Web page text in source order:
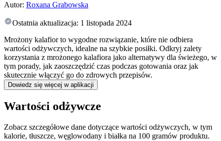
Autor: Roxana Grabowska
Ostatnia aktualizacja: 1 listopada 2024
Mrożony kalafior to wygodne rozwiązanie, które nie odbiera
wartości odżywczych, idealne na szybkie posiłki. Odkryj zalety
korzystania z mrożonego kalafiora jako alternatywy dla świeżego, w
tym porady, jak zaoszczędzić czas podczas gotowania oraz jak
skutecznie włączyć go do zdrowych przepisów.
Dowiedz się więcej w aplikacji
Wartości odżywcze
Zobacz szczegółowe dane dotyczące wartości odżywczych, w tym
kalorie, tłuszcze, węglowodany i białka na 100 gramów produktu.